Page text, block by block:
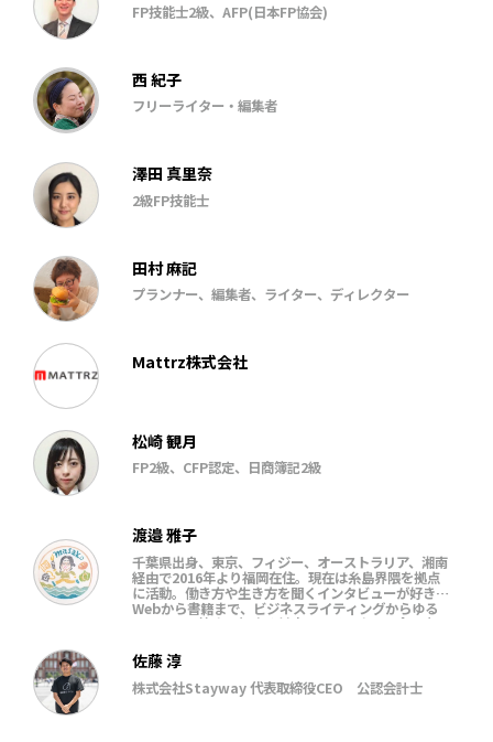
FP技能士2級、AFP(日本FP協会)
西 紀子
フリーライター・編集者
澤田 真里奈
2級FP技能士
田村 麻記
プランナー、編集者、ライター、ディレクター
Mattrz株式会社
松崎 観月
FP2級、CFP認定、日商簿記2級
渡邉 雅子
千葉県出身、東京、フィジー、オーストラリア、湘南
経由で2016年より福岡在住。現在は糸島界隈を拠点
に活動。働き方や生き方を聞くインタビューが好き。
Webから書籍まで、ビジネスライティングからゆる
めエッセイ等まで幅広く対応。日常、まち、食、育
の母。
佐藤 淳
株式会社Stayway 代表取締役CEO 公認会計士